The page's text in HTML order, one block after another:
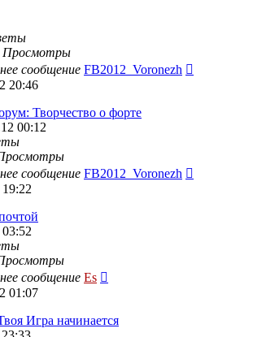
Просмотры
сообщение FB2012_Voronezh
20:46
Творчество о форте
00:12
сообщение FB2012_Voronezh
сообщение Es
01:07
Игра начинается